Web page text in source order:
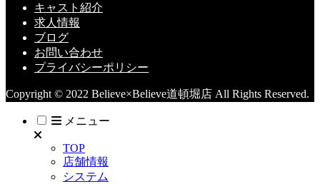
キャスト紹介
求人情報
ブログ
お問い合わせ
プライバシーポリシー
Copyright © 2022 Believe×Believe道頓堀店 All Rights Reserved.
メニュー
TOP
店舗情報
システム